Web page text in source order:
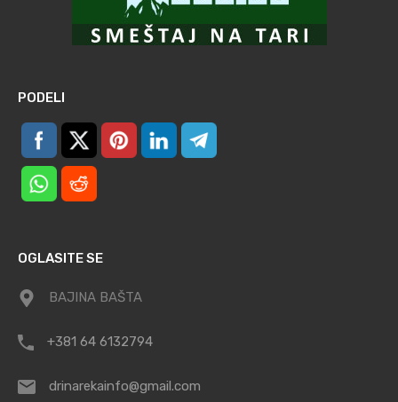
PODELI
OGLASITE SE
BAJINA BAŠTA
+381 64 6132794
drinarekainfo@gmail.com